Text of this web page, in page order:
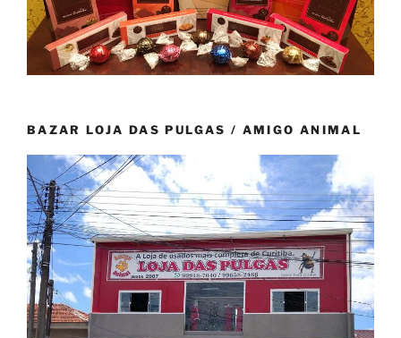
BAZAR LOJA DAS PULGAS / AMIGO ANIMAL